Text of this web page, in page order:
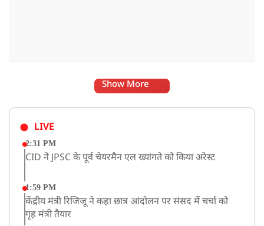
Show More
LIVE
2:31 PM
CID ने JPSC के पूर्व चेयरमैन एल ख्यांगते को किया अरेस्ट
1:59 PM
केंद्रीय मंत्री रिजिजू ने कहा छात्र आंदोलन पर संसद में चर्चा को
गृह मंत्री तैयार